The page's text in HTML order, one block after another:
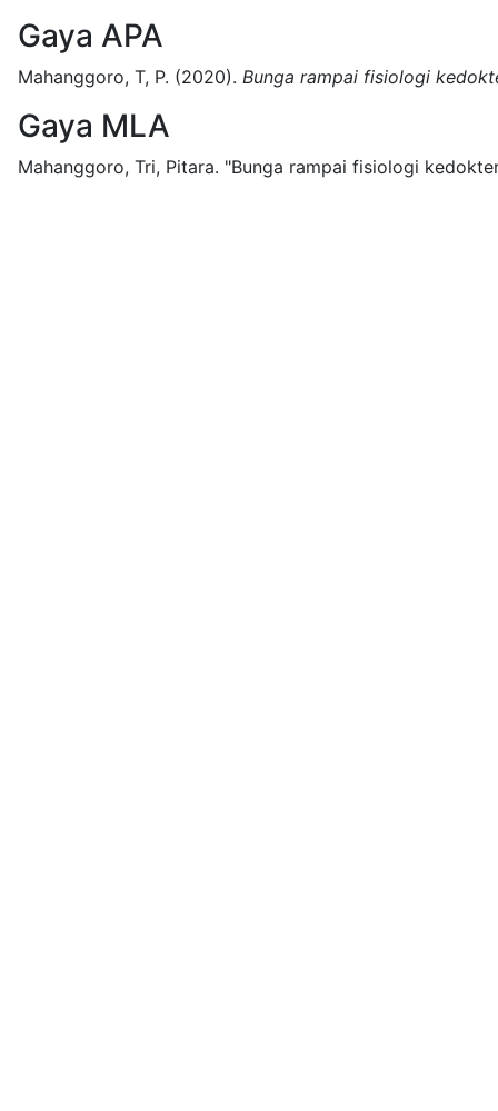
Gaya APA
Mahanggoro, T, P. (2020). Bunga rampai fisiologi
Gaya MLA
Mahanggoro, Tri, Pitara. "Bunga rampai fisiologi